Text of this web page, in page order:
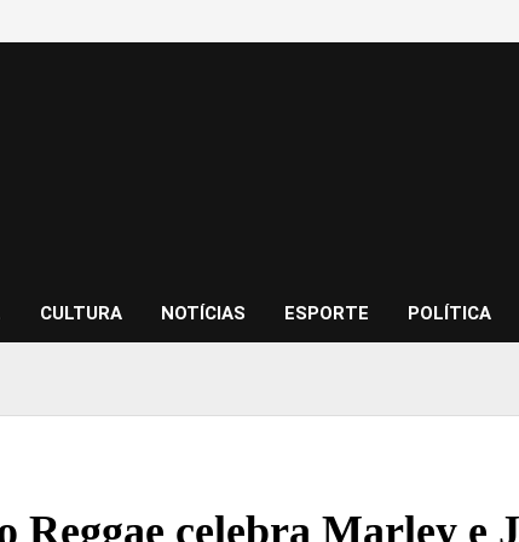
CULTURA NOTÍCIAS ESPORTE POLÍTICA
Reggae celebra Marley